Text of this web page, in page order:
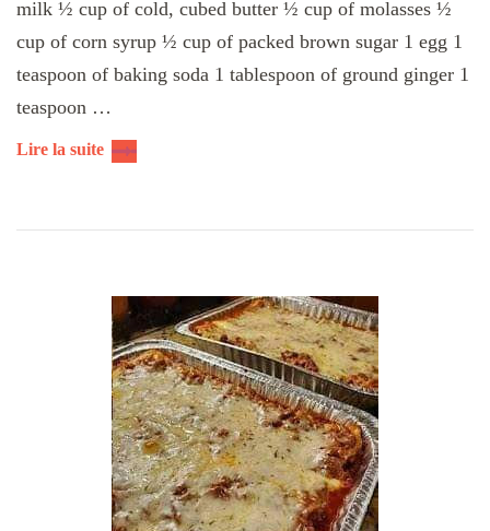
milk ½ cup of cold, cubed butter ½ cup of molasses ½
cup of corn syrup ½ cup of packed brown sugar 1 egg 1
teaspoon of baking soda 1 tablespoon of ground ginger 1
teaspoon …
Lire la suite